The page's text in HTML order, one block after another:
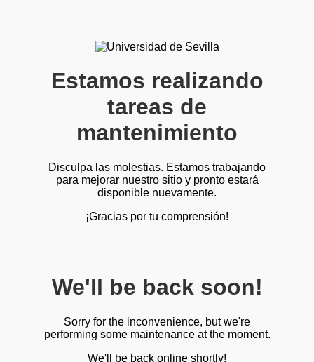
Estamos realizando
tareas de
mantenimiento
Disculpa las molestias. Estamos trabajando
para mejorar nuestro sitio y pronto estará
disponible nuevamente.
¡Gracias por tu comprensión!
We'll be back soon!
Sorry for the inconvenience, but we're
performing some maintenance at the moment.
We'll be back online shortly!